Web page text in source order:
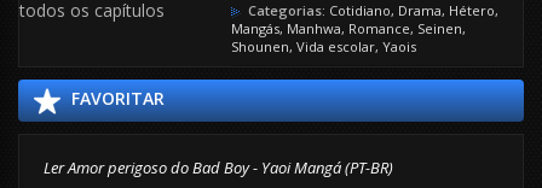
Categorias: Cotidiano, Drama, Hétero,
Mangás, Manhwa, Romance, Seinen,
Shounen, Vida escolar, Yaois
FAVORITAR
Ler Amor perigoso do Bad Boy - Yaoi Mangá (PT-BR)